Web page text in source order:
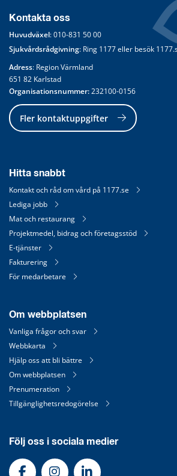
Kontakta oss
Huvudväxel: 010-831 50 00
Sjukvårdsrådgivning: Ring 1177 eller besök
Adress: Region Värmland
651 82 Karlstad
Organisationsnummer: 232100-0156
Fler kontaktuppgifter
Hitta snabbt
Kontakt och råd om vård på 1177.se
Lediga jobb
Mat och restaurang
Projektmedel, bidrag och företagsstöd
E-tjänster
Fakturering
För medarbetare
Om webbplatsen
Vanliga frågor och svar
Webbkarta
Hjälp oss att bli bättre
Om webbplatsen
Prenumeration
Tillgänglighetsredogörelse
Följ oss i sociala medier